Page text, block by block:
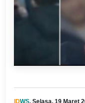
IDWS, Selasa, 19 Maret